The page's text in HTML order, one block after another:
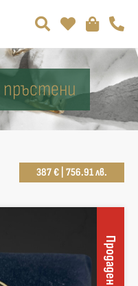
387 € | 756.91 лв.
Продаден